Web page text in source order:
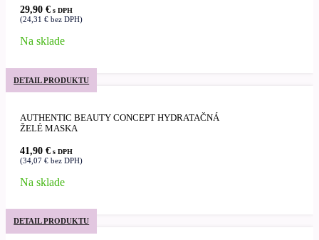
29,90 € s DPH
(24,31 € bez DPH)
Na sklade
DETAIL PRODUKTU
AUTHENTIC BEAUTY CONCEPT HYDRATAČNÁ
ŽELÉ MASKA
41,90 € s DPH
(34,07 € bez DPH)
Na sklade
DETAIL PRODUKTU